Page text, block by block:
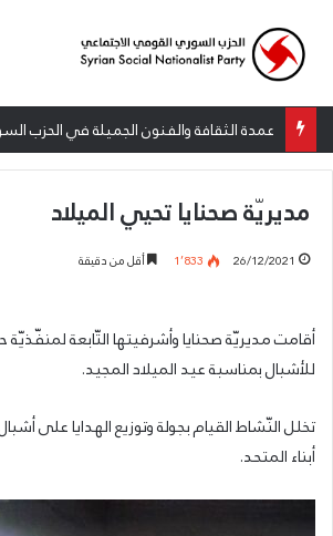
مديريّة صحنايا تحيي الميلاد
26/12/2021 1٬833 أقل من دقيقة
أقامت مديريّة صحنايا وأشرفيتها التّابعة
للأشبال بمناسبة عيد الميلاد المجيد.
تخلل النّشاط القيام بجولة وتوزيع الهدايا على
أبناء المتحد.